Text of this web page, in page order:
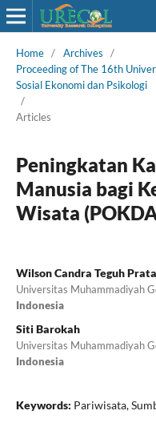
Home / Archives
/
Proceeding of The 16th
Sosial Ekonomi dan Psikologi
/
Articles
Peningkatan
Manusia bagi
Wisata
Wilson Candra Teguh
Universitas Muhammadiyah
Indonesia
Siti Barokah
Universitas Muhammadiyah
Indonesia
Keywords: Pariwisata,